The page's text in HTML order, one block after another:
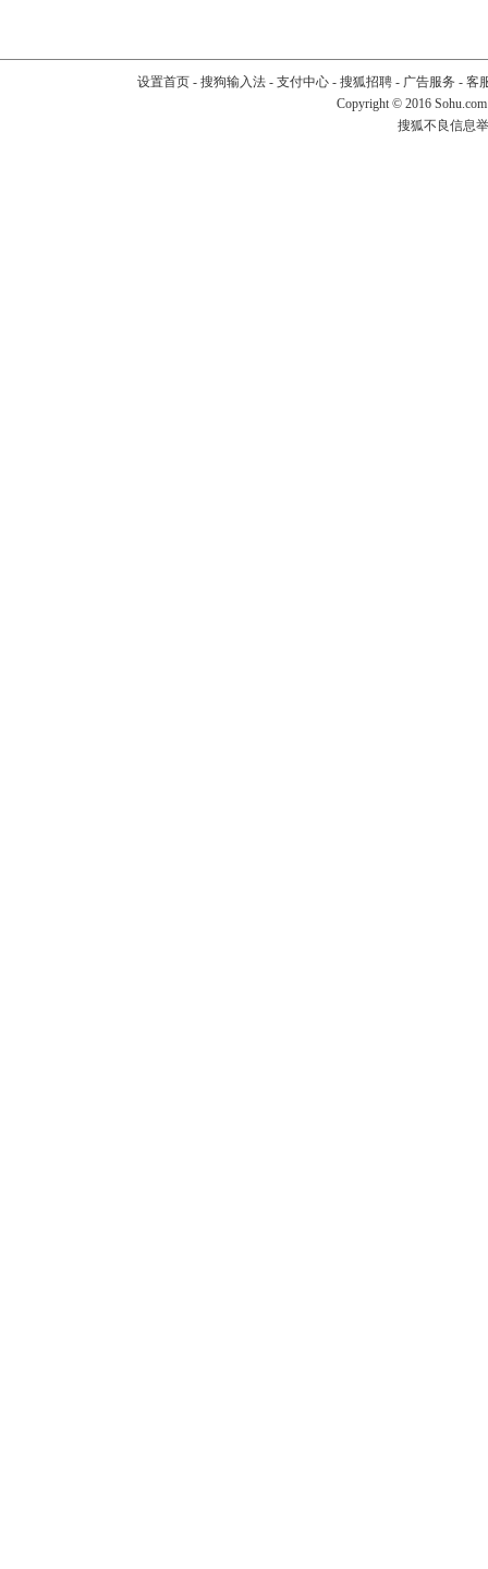
设置首页- 搜狗输入法- 支付中心- 搜狐招聘- 广告服务 - 客
Copyright © 2016
搜狐不良信息